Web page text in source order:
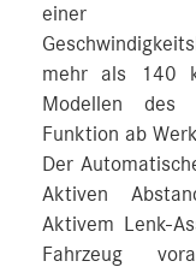
einer
mehr als 140
Modellen des
Funktion ab
Der
Aktiven
Aktivem Lenk-
Fahrzeug